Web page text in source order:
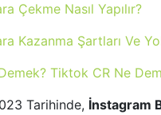
Çekme Nasıl Yapılır?
Kazanma Şartları Ve
Tiktok CR Ne
Tarihinde, İnstagram